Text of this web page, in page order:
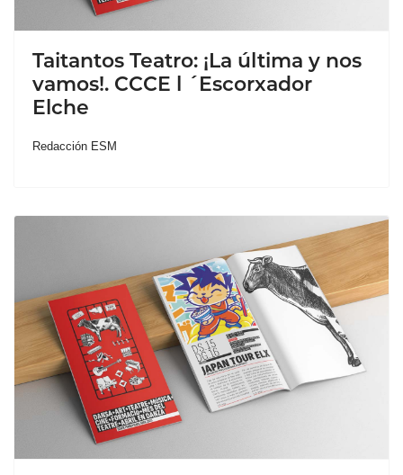
Taitantos Teatro: ¡La última y nos
vamos!. CCCE l ´Escorxador
Elche
Redacción ESM